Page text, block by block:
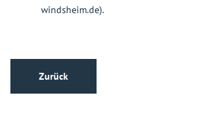
windsheim.de).
Zurück